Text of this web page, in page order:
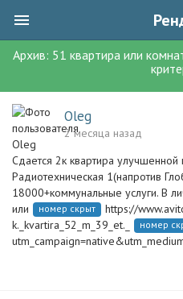
Архив: 51 квартира или
Oleg
2 месяца назад
Сдается 2к квартира улучшенной
Радиотехническая 1(напротив
18000+коммунальные услуги. В
или
номер скрыт
https://
k._kvartira_52_m_39_et._
номер